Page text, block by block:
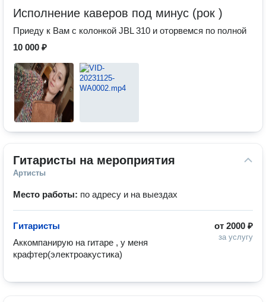
Исполнение каверов под минус (рок )
Приеду к Вам с колонкой JBL 310 и оторвемся по полной
10 000 ₽
Гитаристы на мероприятия
Артисты
Место работы: по адресу и на выездах
от 2000 ₽
за услугу
Гитаристы
Аккомпанирую на гитаре , у меня
крафтер(электроакустика)